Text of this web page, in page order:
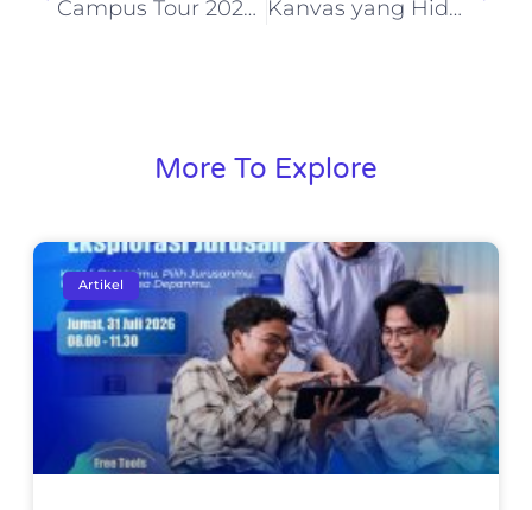
Campus Tour 2025 – Telkom University & Institut Seni Budaya Indonesia (ISBI) Bandung Kanvas yang Hidup – Fiction Fest School of Human dan Kekuatan Kostum sebagai Media Ekspresi dan Eksistensi
More To Explore
Artikel